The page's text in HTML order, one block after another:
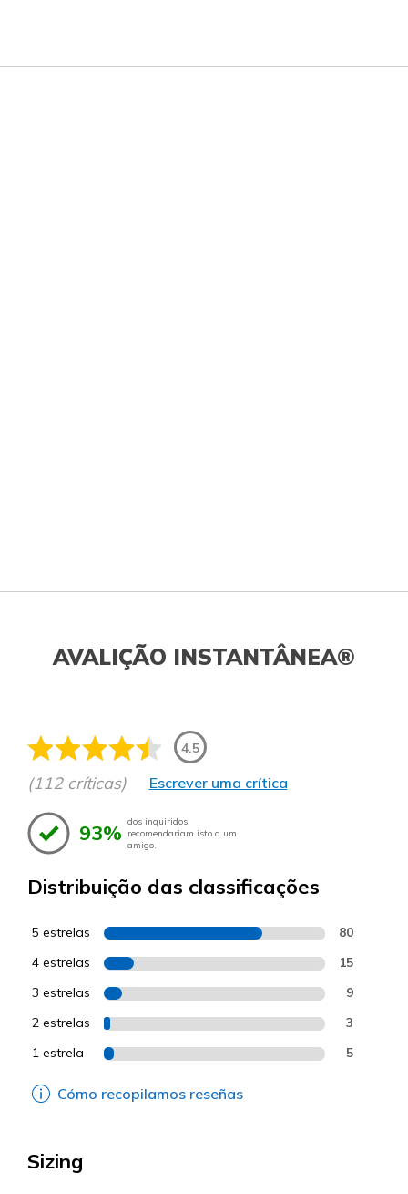
AVALIÇÃO INSTANTÂNEA®
4.5
(112 críticas) Escrever uma crítica
93% dos inquiridos
recomendariam isto a um
amigo.
Distribuição das classificações
5 estrelas 80
4 estrelas 15
3 estrelas 9
2 estrelas 3
1 estrela 5
Cómo recopilamos reseñas
Sizing